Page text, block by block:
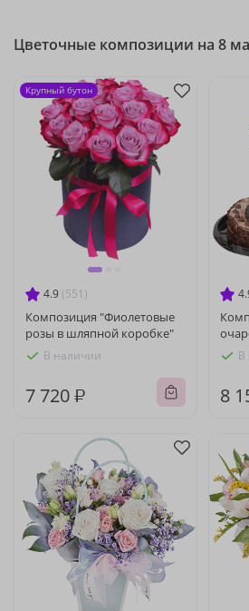
Цветочные композиции на 8
4.9 (551)
Композиция "Фиолетовые
розы в шляпной коробке"
В наличии
7 720 ₽
Крупный бутон
В
8